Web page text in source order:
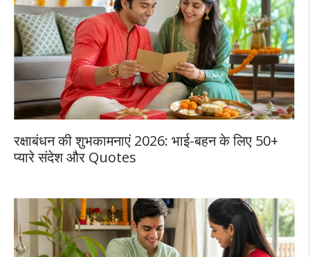
रक्षाबंधन की शुभकामनाएं 2026: भाई-बहन के लिए 50+
प्यारे संदेश और Quotes